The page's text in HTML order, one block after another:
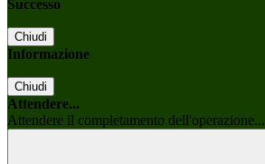
Successo
Chiudi
Informazione
Chiudi
Attendere...
Attendere il completamento dell'operazione...